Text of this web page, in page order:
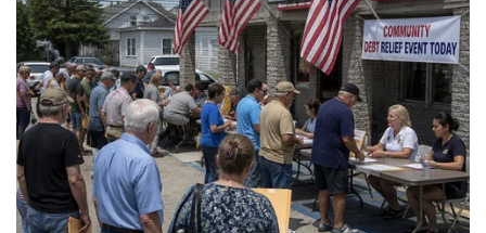
Pháp luật
Vụ án
Tin nóng
Quân sự - Quốc phòng
Vũ khí
Việt Nam